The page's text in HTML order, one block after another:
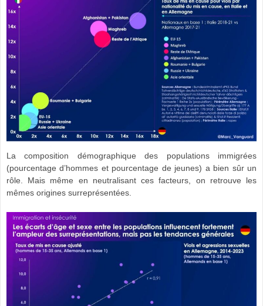
La composition démographique des populations immigrées
(pourcentage d’hommes et pourcentage de jeunes) a bien sûr un
rôle. Mais même en neutralisant ces facteurs, on retrouve les
mêmes origines surreprésentées.